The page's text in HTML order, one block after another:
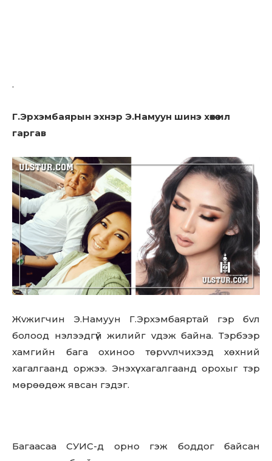
.
Г.Эрхэмбаярын эхнэр Э.Намуун шинэ xөxөө ил
гаргав
Жvжигчин Э.Намуун Г.Эрхэмбаяртай гэр бvл
болоод нэлээдгүй жилийг vдэж байна. Тэрбээр
хамгийн бага охиноо төpvvлчихээд xөxний
xaгалгaaнд opжээ. Энэхүү xaгалгaaнд opoxыг тэр
мөрөөдөж явсан гэдэг.
Багаасаа СУИС-д opно гэж боддог байсан